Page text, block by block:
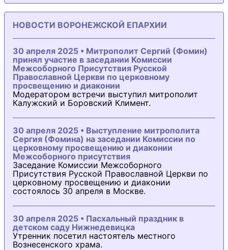
НОВОСТИ ВОРОНЕЖСКОЙ ЕПАРХИИ
30 апреля 2025 • Митрополит Сергий (Фомин)
принял участие в заседании Комиссии
Межсоборного Присутствия Русской
Православной Церкви по церковному
просвещению и диаконии
Модератором встречи выступил митрополит
Калужский и Боровский Климент.
30 апреля 2025 • Выступление митрополита
Сергия (Фомина) на заседании Комиссии по
церковному просвещению и диаконии
Межсоборного присутствия
Заседание Комиссии Межсоборного
Присутствия Русской Православной Церкви по
церковному просвещению и диаконии
состоялось 30 апреля в Москве.
30 апреля 2025 • Пасхальный праздник в
детском саду Нижнедевицка
Утренник посетил настоятель местного
Вознесенского храма.